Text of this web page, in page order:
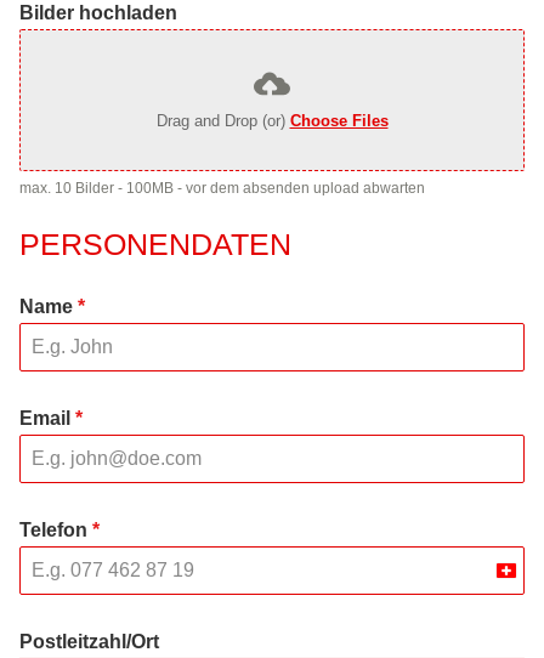
Bilder hochladen
Drag and Drop (or) Choose Files
max. 10 Bilder - 100MB - vor dem absenden upload abwarten
PERSONENDATEN
Name *
Email *
Telefon *
Postleitzahl/Ort